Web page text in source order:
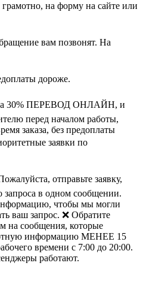
на форму на сайте или
вам позвонят. На
дороже.
на 30% ПЕРЕВОД ОНЛАЙН, и
перед началом работы,
заказа, без предоплаты
заявки по
отправьте заявку,
запроса в одном сообщении.
чтобы мы могли
ваш запрос. ❌ Обратите
на сообщения, которые
информацию МЕНЕЕ 15
времени с 7:00 до 20:00.
работают.